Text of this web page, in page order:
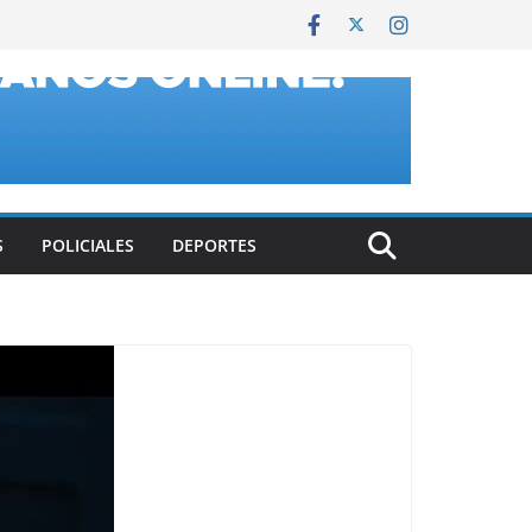
POLICIALES DEPORTES